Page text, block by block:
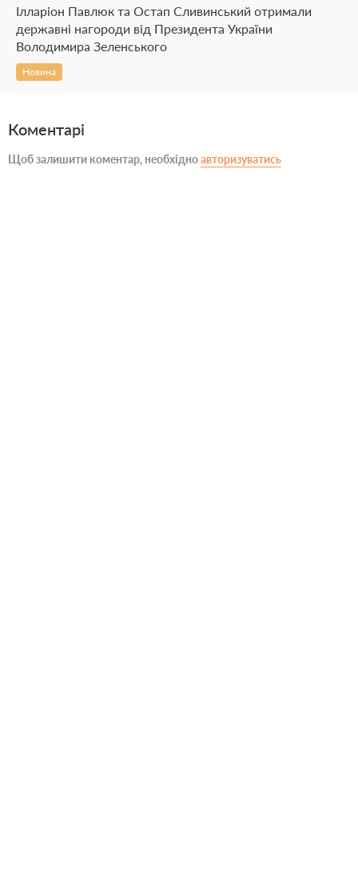
Ілларіон Павлюк та Остап Сливинський отримали
державні нагороди від Президента України
Володимира Зеленського
Новина
Коментарі
Щоб залишити коментар, необхідноавторизуватись